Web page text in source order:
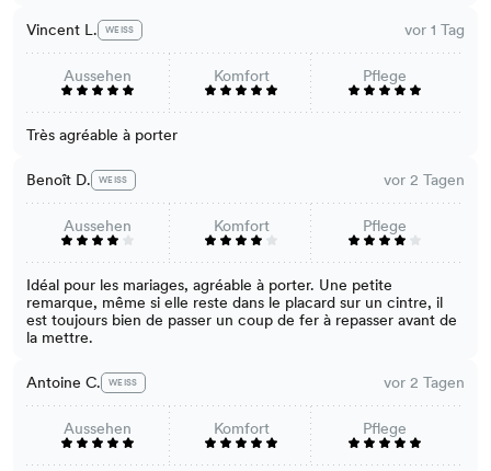
Vincent L. WEISS vor 1 Tag
Aussehen Komfort Pflege
Très agréable à porter
Benoît D. WEISS vor 2 Tagen
Aussehen Komfort Pflege
Idéal pour les mariages, agréable à porter. Une petite
remarque, même si elle reste dans le placard sur un cintre, il
est toujours bien de passer un coup de fer à repasser avant de
la mettre.
Antoine C. WEISS vor 2 Tagen
Aussehen Komfort Pflege